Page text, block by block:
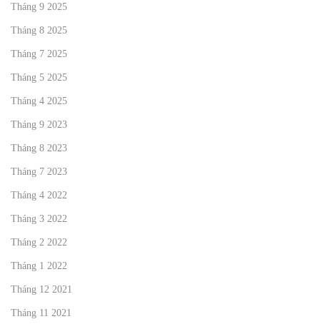
Tháng 9 2025
Tháng 8 2025
Tháng 7 2025
Tháng 5 2025
Tháng 4 2025
Tháng 9 2023
Tháng 8 2023
Tháng 7 2023
Tháng 4 2022
Tháng 3 2022
Tháng 2 2022
Tháng 1 2022
Tháng 12 2021
Tháng 11 2021